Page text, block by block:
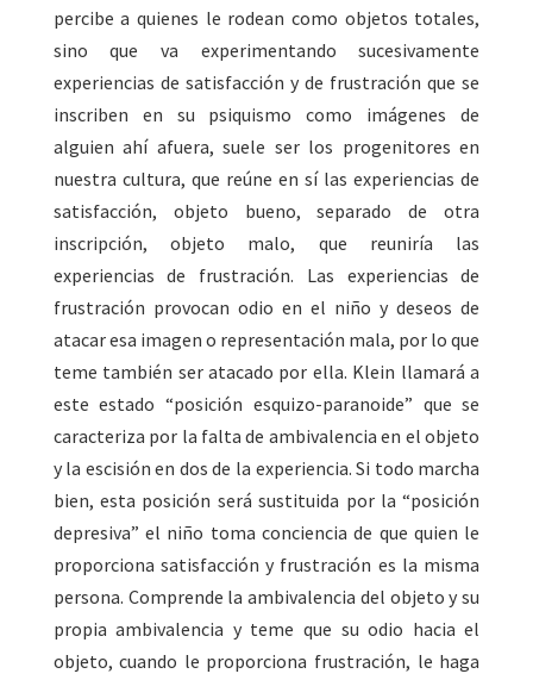
percibe a quienes le rodean como objetos totales,
sino que va experimentando sucesivamente
experiencias de satisfacción y de frustración que se
inscriben en su psiquismo como imágenes de
alguien ahí afuera, suele ser los progenitores en
nuestra cultura, que reúne en sí las experiencias de
satisfacción, objeto bueno, separado de otra
inscripción, objeto malo, que reuniría las
experiencias de frustración. Las experiencias de
frustración provocan odio en el niño y deseos de
atacar esa imagen o representación mala, por lo que
teme también ser atacado por ella. Klein llamará a
este estado “posición esquizo-paranoide” que se
caracteriza por la falta de ambivalencia en el objeto
y la escisión en dos de la experiencia. Si todo marcha
bien, esta posición será sustituida por la “posición
depresiva” el niño toma conciencia de que quien le
proporciona satisfacción y frustración es la misma
persona. Comprende la ambivalencia del objeto y su
propia ambivalencia y teme que su odio hacia el
objeto, cuando le proporciona frustración, le haga